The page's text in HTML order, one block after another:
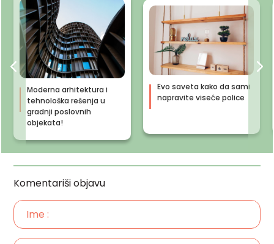
Moderna arhitektura i
tehnološka rešenja u
gradnji poslovnih
objekata!
Evo saveta kako da sami
napravite viseće police
Komentariši objavu